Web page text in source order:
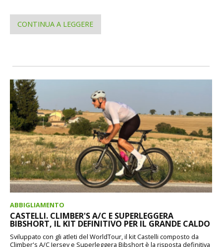
CONTINUA A LEGGERE
ABBIGLIAMENTO
CASTELLI. CLIMBER'S A/C E SUPERLEGGERA
BIBSHORT, IL KIT DEFINITIVO PER IL GRANDE CALDO
Sviluppato con gli atleti del WorldTour, il kit Castelli composto da
Climber's A/C Jersey e Superleggera Bibshort è la risposta definitiva